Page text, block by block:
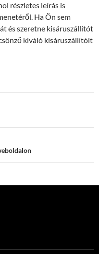
részletes leírás is
Ha Ön sem
és szeretne kisáruszállítót
kiváló kisáruszállítóit